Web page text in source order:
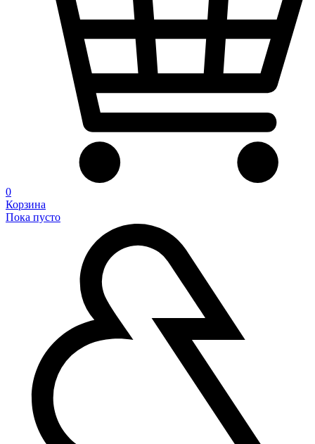
0
Корзина
Пока пусто